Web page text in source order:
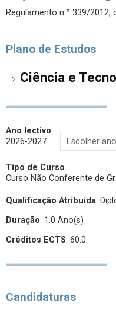
Regulamento n.º 339/2012,
Plano de Estudos
Ciência e
Ano lectivo
2026-2027
Tipo de Curso
Curso Não Conferente de
Qualificação Atribuída:
Duração: 1.0 Ano(s)
Créditos ECTS: 60.0
Candidaturas